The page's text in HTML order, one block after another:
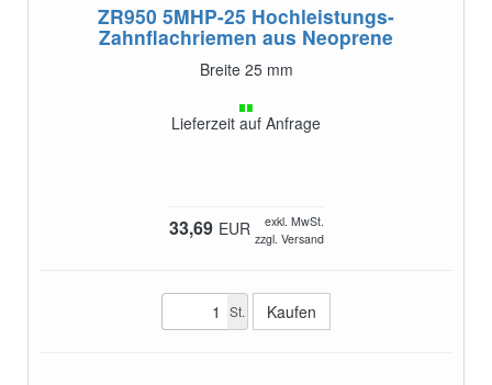
ZR950 5MHP-25 Hochleistungs-
Zahnflachriemen aus Neoprene
Breite 25 mm
Lieferzeit auf Anfrage
33,69 EUR
exkl. MwSt.
zzgl. Versand
St.